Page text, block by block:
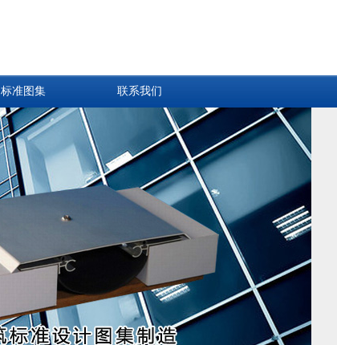
标准图集 联系我们